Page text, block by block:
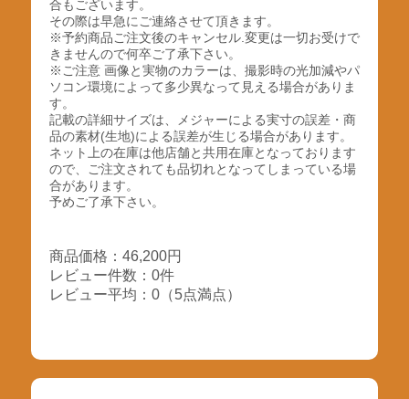
合もございます。
その際は早急にご連絡させて頂きます。
※予約商品ご注文後のキャンセル.変更は一切お受けで
きませんので何卒ご了承下さい。
※ご注意 画像と実物のカラーは、撮影時の光加減やパ
ソコン環境によって多少異なって見える場合がありま
す。
記載の詳細サイズは、メジャーによる実寸の誤差・商
品の素材(生地)による誤差が生じる場合があります。
ネット上の在庫は他店舗と共用在庫となっております
ので、ご注文されても品切れとなってしまっている場
合があります。
予めご了承下さい。
商品価格：46,200円
レビュー件数：0件
レビュー平均：0（5点満点）